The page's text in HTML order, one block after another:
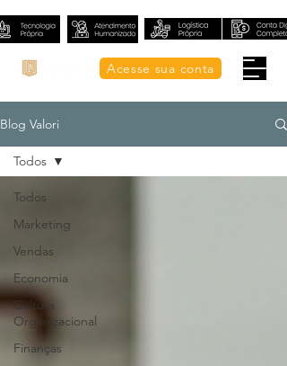
Acesse sua conta
Blog Valori
Todos
Marketing
Vendas
Economia
Cultura
Organizacional
Finanças
Todos